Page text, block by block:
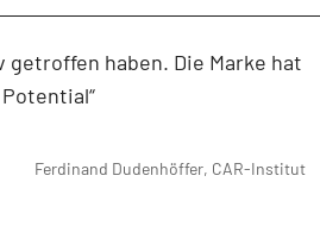
getroffen haben. Die Marke hat
Ferdinand Dudenhöffer, CAR-Institut